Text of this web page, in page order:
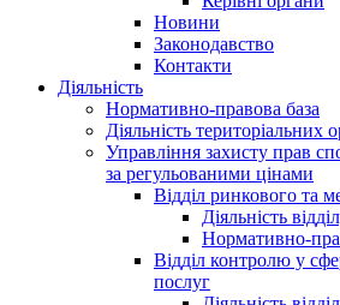
Новини
Законодавство
Контакти
Діяльність
Нормативно-правова база
Діяльність територіальних
Управління захисту прав
за регульованими цінами
Відділ ринкового та
Діяльність
Нормативно-
Відділ контролю у
послуг